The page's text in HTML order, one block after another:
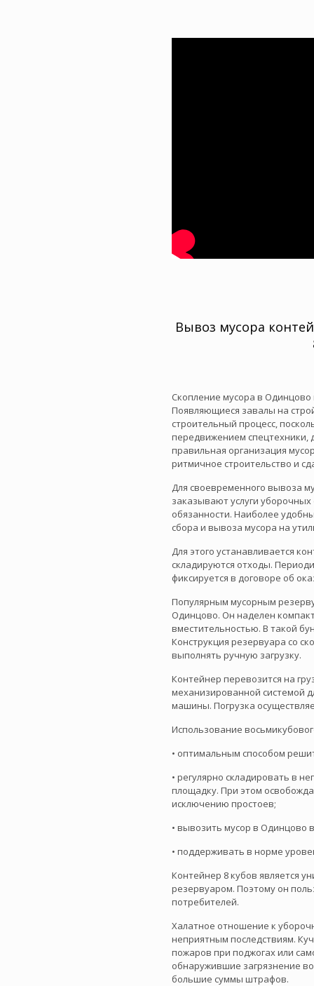
Вывоз мусора
Скопление мусора в Одинцово
Появляющиеся завалы на
строительный процесс,
передвижением спецтехники,
правильная организация
ритмичное строительство и
Для своевременного вывоза
заказывают услуги
обязанности. Наиболее
сбора и вывоза мусора на
Для этого устанавливается
складируются отходы.
фиксируется в договоре об
Популярным мусорным
Одинцово. Он наделен
вместительностью. В такой
Конструкция резервуара со
выполнять ручную загрузку.
Контейнер перевозится на
механизированной системой
машины. Погрузка
Использование
• оптимальным способом
• регулярно складировать в
площадку. При этом
исключению простоев;
• вывозить мусор в Одинцово
• поддерживать в норме
Контейнер 8 кубов является
резервуаром. Поэтому он
потребителей.
Халатное отношение к
неприятным последствиям.
пожаров при поджогах или
обнаружившие загрязнение
большие суммы штрафов.